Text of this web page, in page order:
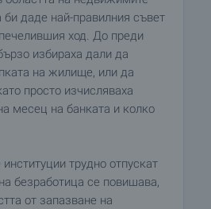
даде най-правилния съвет
ход. До преди
избираха дали да
на жилище, или да
просто изчисляваха
месец на банката и колко
трудно отпускат
безработица се повишава,
от запазване на